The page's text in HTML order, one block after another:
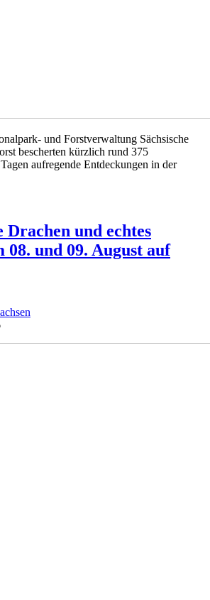
und Forstverwaltung Sächsische
bescherten kürzlich rund 375
aufregende Entdeckungen in der
Drachen und echtes
und 09. August auf